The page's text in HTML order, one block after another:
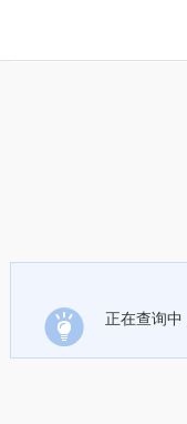
正在查询中